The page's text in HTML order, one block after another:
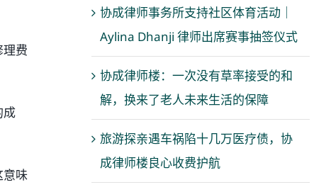
费
成
意味
协成律师事务所支持社区体育活动｜
Aylina Dhanji 律师出席赛事抽签仪式
协成律师楼：一次没有草率接受的和
解，换来了老人未来生活的保障
旅游探亲遇车祸陷十几万医疗债，协
成律师楼良心收费护航